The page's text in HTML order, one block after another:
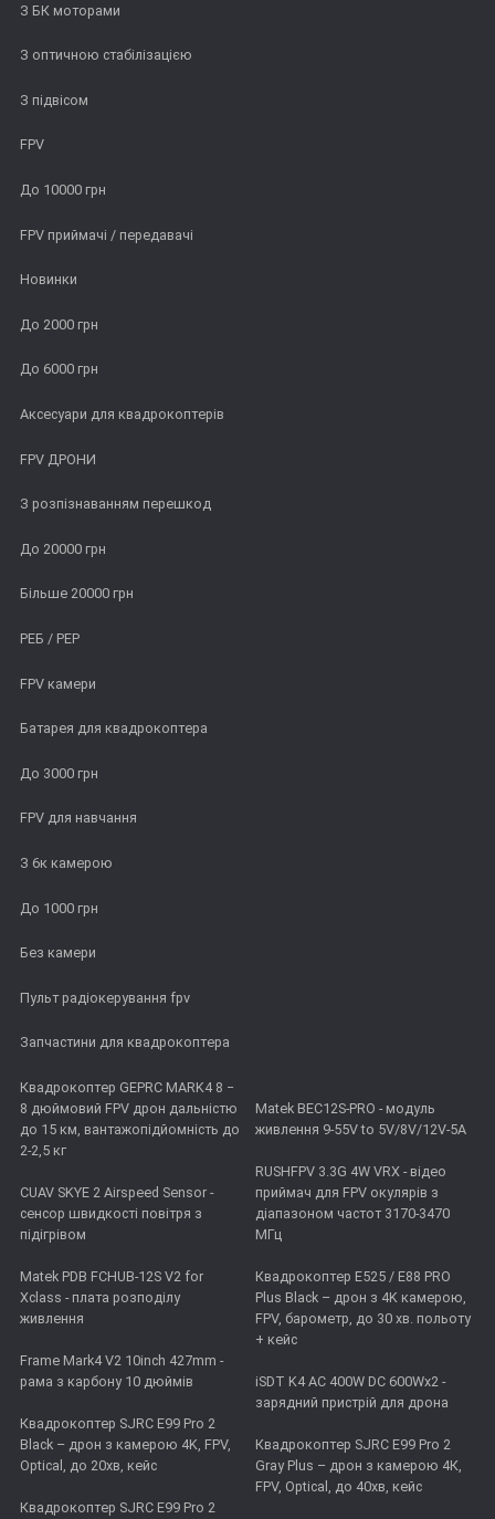
З БК моторами
З оптичною стабілізацією
З підвісом
FPV
До 10000 грн
FPV приймачі / передавачі
Новинки
До 2000 грн
До 6000 грн
Аксесуари для квадрокоптерів
FPV ДРОНИ
З розпізнаванням перешкод
До 20000 грн
Більше 20000 грн
РЕБ / РЕР
FPV камери
Батарея для квадрокоптера
До 3000 грн
FPV для навчання
З 6к камерою
До 1000 грн
Без камери
Пульт радіокерування fpv
Запчастини для квадрокоптера
Квадрокоптер GEPRC MARK4 8 −
8 дюймовий FPV дрон дальністю
до 15 км, вантажопідйомність до
2-2,5 кг
CUAV SKYE 2 Airspeed Sensor -
сенсор швидкості повітря з
підігрівом
Matek PDB FCHUB-12S V2 for
Xclass - плата розподілу
живлення
Frame Mark4 V2 10inch 427mm -
рама з карбону 10 дюймів
Квадрокоптер SJRC E99 Pro 2
Black – дрон з камерою 4K, FPV,
Optical, до 20хв, кейс
Квадрокоптер SJRC E99 Pro 2
Matek BEC12S-PRO - модуль
живлення 9-55V to 5V/8V/12V-5A
RUSHFPV 3.3G 4W VRX - відео
приймач для FPV окулярів з
діапазоном частот 3170-3470
МГц
Квадрокоптер E525 / E88 PRO
Plus Black – дрон з 4K камерою,
FPV, барометр, до 30 хв. польоту
+ кейс
iSDT K4 AC 400W DC 600Wx2 -
зарядний пристрій для дрона
Квадрокоптер SJRC E99 Pro 2
Gray Plus – дрон з камерою 4К,
FPV, Optical, до 40хв, кейс